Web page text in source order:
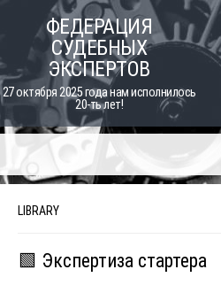
content
ФЕДЕРАЦИЯ
СУДЕБНЫХ
ЭКСПЕРТОВ
27 октября 2025 года нам исполнилось
20-ть лет!
LIBRARY
🟩 Экспертиза стартера